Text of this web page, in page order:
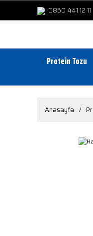
0850 441 12 11
Protein Tozu
Anasayfa